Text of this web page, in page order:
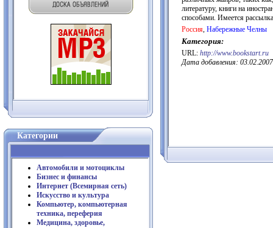
Категории
Автомобили и мотоциклы
Бизнес и финансы
Интернет (Всемирная сеть)
Искусство и культура
Компьютер, компьютерная
техника, переферия
Медицина, здоровье,
литературу, книги на
способами. Имеется
Россия, Набережные Челны
Категория:
URL: http://www.bookstart.ru
Дата добавления: